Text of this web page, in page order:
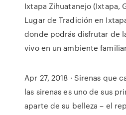
Ixtapa Zihuatanejo (Ixtapa,
Lugar de Tradición en
donde podrás disfrutar de
vivo en un ambiente
Apr 27, 2018 · Sirenas que
las sirenas es uno de sus
aparte de su belleza – el